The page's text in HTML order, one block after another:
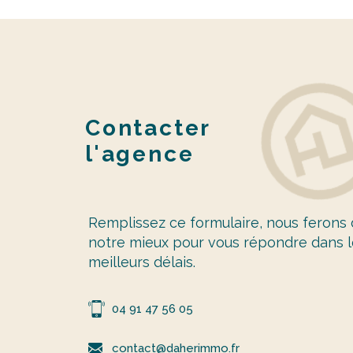
Contacter
l'agence
Remplissez ce formulaire, nous ferons
notre mieux pour vous répondre dans
meilleurs délais.
04 91 47 56 05
contact@daherimmo.fr